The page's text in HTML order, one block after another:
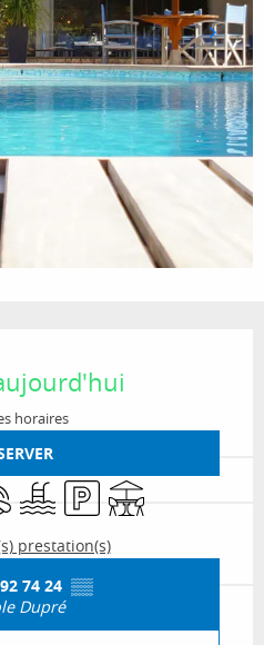
horaires
conditionné
PiscineParkingTerrasse
prestation(s)
74 24 ▒▒
Dupré